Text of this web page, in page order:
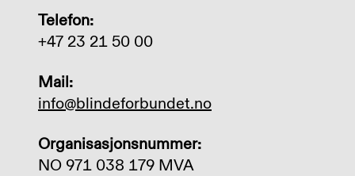
Telefon:
+47 23 21 50 00
Mail:
info@blindeforbundet.no
Organisasjonsnummer:
NO 971 038 179 MVA